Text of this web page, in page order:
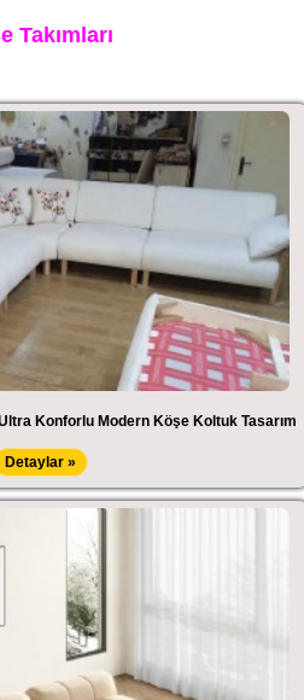
Takımları
Konforlu Modern Köşe Koltuk Tasarım
Detaylar »